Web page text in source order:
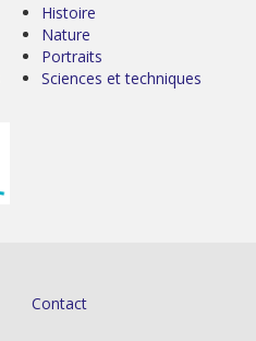
Histoire
Nature
Portraits
Sciences et techniques
Contact